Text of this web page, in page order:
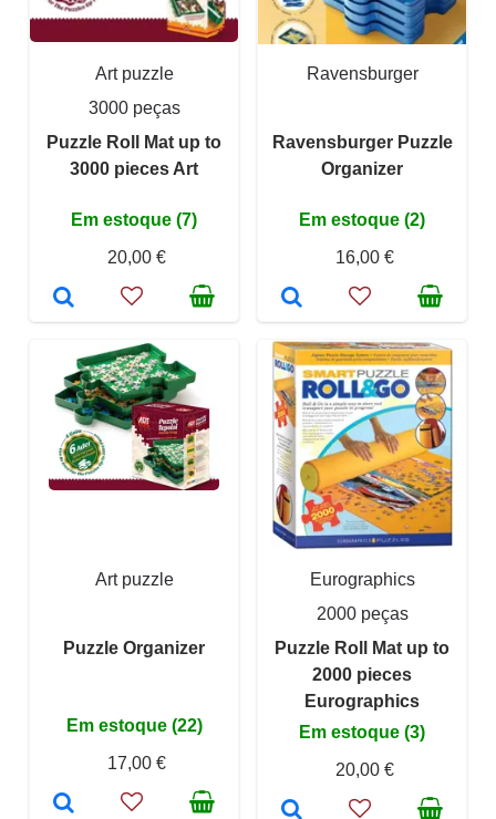
Art puzzle
3000 peças
Puzzle Roll Mat up to
3000 pieces Art
Em estoque (7)
20,00 €
Ravensburger
Ravensburger Puzzle
Organizer
Em estoque (2)
16,00 €
Art puzzle
Puzzle Organizer
Em estoque (22)
17,00 €
Eurographics
2000 peças
Puzzle Roll Mat up to
2000 pieces
Eurographics
Em estoque (3)
20,00 €